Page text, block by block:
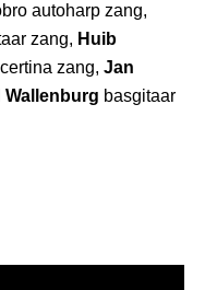
autoharp zang,
zang, Huib
zang, Jan
Wallenburg basgitaar